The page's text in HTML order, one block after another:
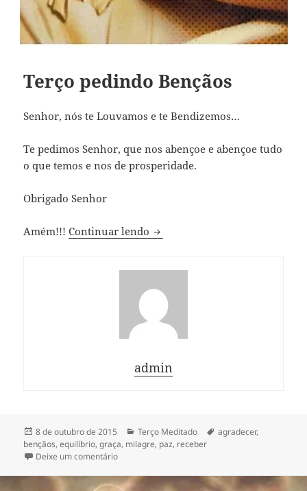
Terço pedindo Bençãos
Senhor, nós te Louvamos e te Bendizemos…
Te pedimos Senhor, que nos abençoe e abençoe tudo
o que temos e nos de prosperidade.
Obrigado Senhor
Amém!!!Continuar lendo Terço pedindo Bençãos
admin
Publicado
em
8 de outubro de 2015 Categorias
Terço Meditado Tags
agradecer,
bençãos,equilíbrio,graça, milagre, paz, receber
Deixe um comentárioem Terço pedindo Bençãos